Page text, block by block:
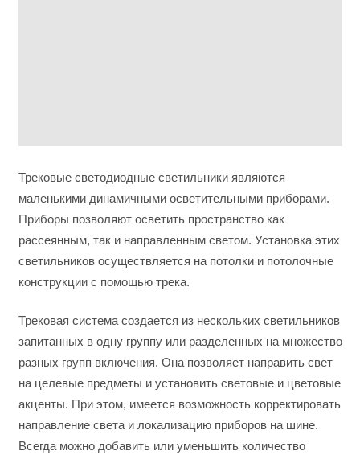
Трековые светодиодные светильники являются
маленькими динамичными осветительными приборами.
Приборы позволяют осветить пространство как
рассеянным, так и направленным светом. Установка этих
светильников осуществляется на потолки и потолочные
конструкции с помощью трека.
Трековая система создается из нескольких светильников
запитанных в одну группу или разделенных на множество
разных групп включения. Она позволяет направить свет
на целевые предметы и установить световые и цветовые
акценты. При этом, имеется возможность корректировать
направление света и локализацию приборов на шине.
Всегда можно добавить или уменьшить количество